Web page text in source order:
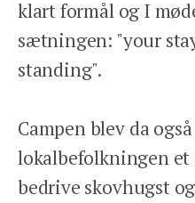
klart formål og I
sætningen: "your
standing".
Campen blev da
lokalbefolkningen
bedrive skovhugst